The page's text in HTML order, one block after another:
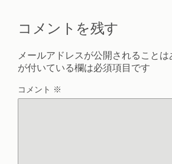
コメントを残す
メールアドレスが公開されることは
が付いている欄は必須項目です
コメント ※